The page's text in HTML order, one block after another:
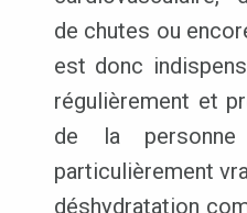
de chutes ou
est donc
régulièrement et
de la
particulièrement
déshydratation